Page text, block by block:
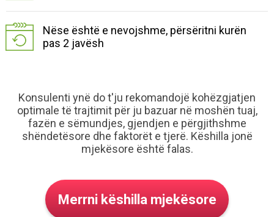
Nëse është e nevojshme, përsëritni kurën
pas 2 javësh
Konsulenti ynë do t'ju rekomandojë kohëzgjatjen
optimale të trajtimit për ju bazuar në moshën tuaj,
fazën e sëmundjes, gjendjen e përgjithshme
shëndetësore dhe faktorët e tjerë. Këshilla jonë
mjekësore është falas.
Merrni këshilla mjekësore